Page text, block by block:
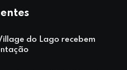
do Lago recebem